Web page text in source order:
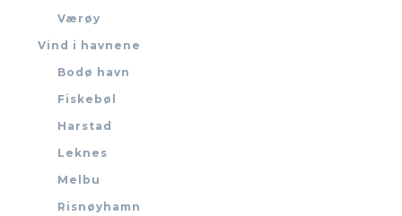
Værøy
Vind i havnene
Bodø havn
Fiskebøl
Harstad
Leknes
Melbu
Risnøyhamn